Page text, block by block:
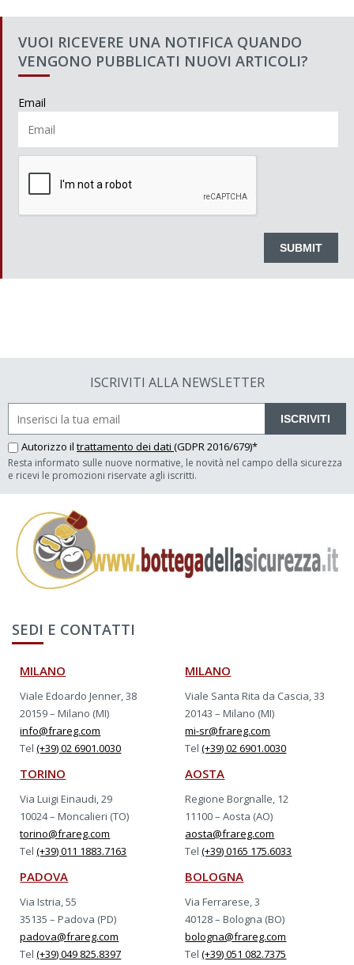
VUOI RICEVERE UNA NOTIFICA QUANDO
VENGONO PUBBLICATI NUOVI ARTICOLI?
Email
ISCRIVITI ALLA NEWSLETTER
ISCRIVITI
Autorizzo il trattamento dei dati (GDPR 2016/679)*
Resta informato sulle nuove normative, le novità nel campo della sicurezza
e ricevi le promozioni riservate agli iscritti.
SEDI E CONTATTI
MILANO
Viale Edoardo Jenner, 38
20159 – Milano (MI)
info@frareg.com
Tel(+39) 02 6901.0030
MILANO
Viale Santa Rita da Cascia, 33
20143 – Milano (MI)
mi-sr@frareg.com
Tel(+39) 02 6901.0030
TORINO
Via Luigi Einaudi, 29
10024 – Moncalieri (TO)
torino@frareg.com
Tel(+39) 011 1883.7163
AOSTA
Regione Borgnalle, 12
11100 – Aosta (AO)
aosta@frareg.com
Tel(+39) 0165 175.6033
PADOVA
Via Istria, 55
35135 – Padova (PD)
padova@frareg.com
Tel(+39) 049 825.8397
BOLOGNA
Via Ferrarese, 3
40128 – Bologna (BO)
bologna@frareg.com
Tel(+39) 051 082.7375